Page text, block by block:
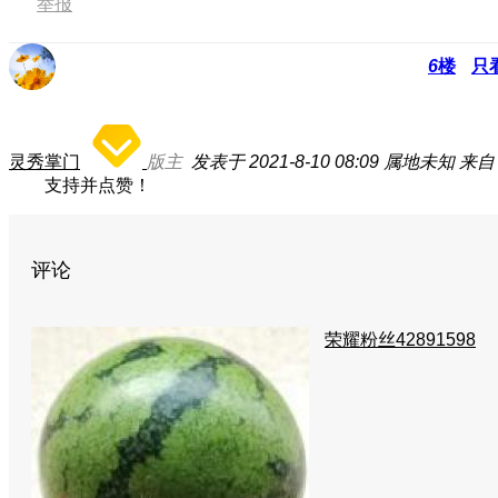
举报
6楼 只
灵秀掌门 版主 发表于 2021-8-10 08:09 属地未知 来
支持并点赞！
评论
荣耀粉丝42891598